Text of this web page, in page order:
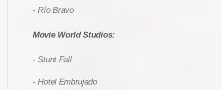
- Río Bravo
Movie World Studios:
- Stunt Fall
- Hotel Embrujado